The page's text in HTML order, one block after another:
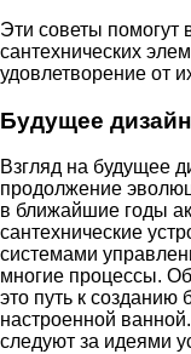
Эти советы помогут
сантехнических
удовлетворение от
Будущее
Взгляд на будущее
продолжение
в ближайшие годы
сантехнические
системами
многие процессы.
это путь к созданию
настроенной
следуют за идеями